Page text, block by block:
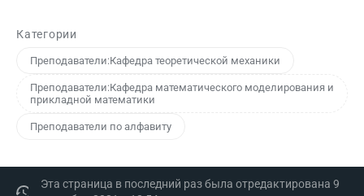
Категории
Преподаватели:Кафедра теоретической механики
Преподаватели:Кафедра математического моделирования и
прикладной математики
Преподаватели по алфавиту
Эта страница в последний раз была отредактирована 9